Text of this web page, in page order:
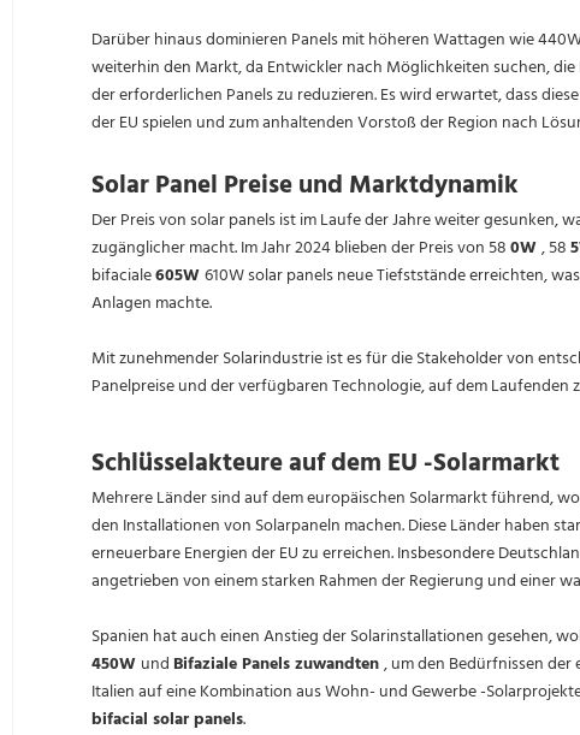
Darüber hinaus dominieren Panels mit höheren Wattagen wie
weiterhin den Markt, da Entwickler nach Möglichkeiten suchen,
der erforderlichen Panels zu reduzieren. Es wird erwartet, dass
der EU spielen und zum anhaltenden Vorstoß der Region nach
Solar Panel Preise und Marktdynamik
Der Preis von solar panels ist im Laufe der Jahre weiter
zugänglicher macht. Im Jahr 2024 blieben der Preis von 580W, 58
bifaciale605W610W solar panels neue Tiefststände erreichten,
Anlagen machte.
Mit zunehmender Solarindustrie ist es für die Stakeholder von
Panelpreise und der verfügbaren Technologie, auf dem Laufenden
Schlüsselakteure auf dem EU -Solarmarkt
Mehrere Länder sind auf dem europäischen Solarmarkt führend,
den Installationen von Solarpaneln machen. Diese Länder haben
erneuerbare Energien der EU zu erreichen. Insbesondere
angetrieben von einem starken Rahmen der Regierung und einer
Spanien hat auch einen Anstieg der Solarinstallationen gesehen,
450W und Bifaziale Panels zuwandten, um den Bedürfnissen der
Italien auf eine Kombination aus Wohn- und Gewerbe -
bifacial solar panels.